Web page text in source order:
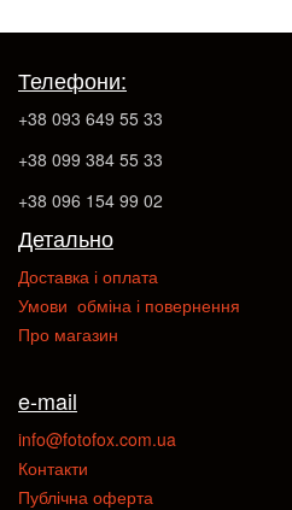
Телефони:
+38 093 649 55 33
+38 099 384 55 33
+38 096 154 99 02
Детально
Доставка і оплата
Умови обміна і повернення
Про магазин
e-mail
info@fotofox.com.ua
Контакти
Публічна оферта